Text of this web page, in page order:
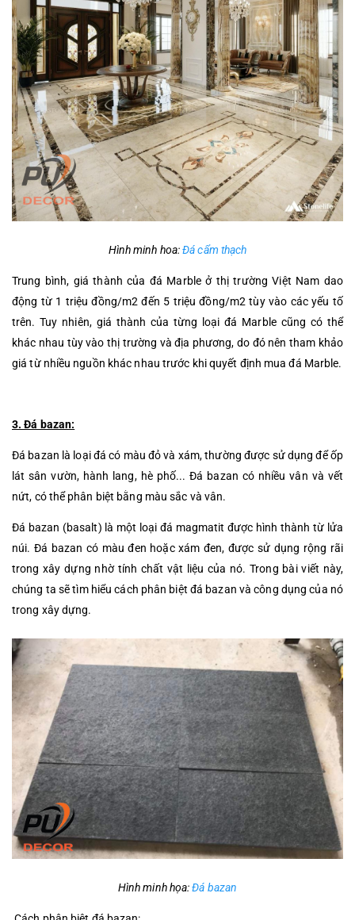
Hình minh hoa:Đá cẩm thạch
Trung bình, giá thành của đá Marble ở thị trường Việt Nam dao
động từ 1 triệu đồng/m2 đến 5 triệu đồng/m2 tùy vào các yếu tố
trên. Tuy nhiên, giá thành của từng loại đá Marble cũng có thể
khác nhau tùy vào thị trường và địa phương, do đó nên tham khảo
giá từ nhiều nguồn khác nhau trước khi quyết định mua đá Marble.
3. Đá bazan:
Đá bazan là loại đá có màu đỏ và xám, thường được sử dụng để ốp
lát sân vườn, hành lang, hè phố... Đá bazan có nhiều vân và vết
nứt, có thể phân biệt bằng màu sắc và vân.
Đá bazan (basalt) là một loại đá magmatit được hình thành từ lửa
núi. Đá bazan có màu đen hoặc xám đen, được sử dụng rộng rãi
trong xây dựng nhờ tính chất vật liệu của nó. Trong bài viết này,
chúng ta sẽ tìm hiểu cách phân biệt đá bazan và công dụng của nó
trong xây dựng.
Hình minh họa:Đá bazan